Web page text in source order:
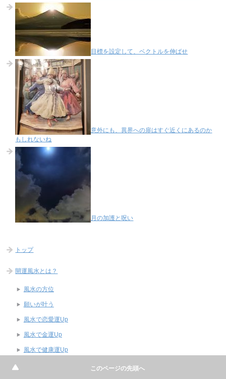
目標を設定して、ベクトルを伸ばせ
意外にも、異界への扉はすぐ近くにあるのか
もしれないね
月の加護と呪い
トップ
開運風水とは？
風水の方位
願いが叶う
風水で恋愛運Up
風水で金運Up
風水で健康運Up
このページの先頭へ